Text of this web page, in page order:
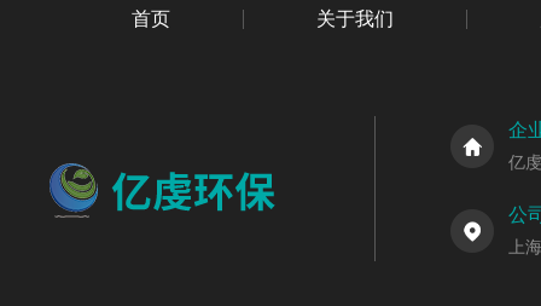
首页 关于我们
企
亿
公
上